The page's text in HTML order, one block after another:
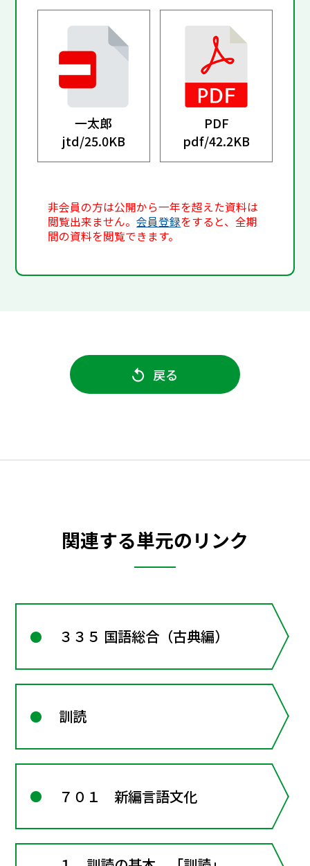
一太郎
jtd/25.0KB
PDF
pdf/42.2KB
非会員の方は公開から一年を超えた資料は
閲覧出来ません。会員登録をすると、全期
間の資料を閲覧できます。
戻る
関連する単元のリンク
３３５ 国語総合（古典編）
訓読
７０１ 新編言語文化